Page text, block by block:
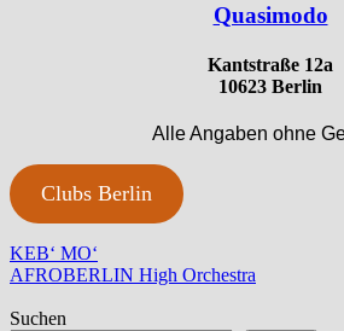
Quasimodo
Kantstraße 12a
10623 Berlin
Alle Angaben ohne
Clubs Berlin
Beitragsnavigation
Vorheriger
Beitrag:
KEB‘ MO‘
Nächster
AFROBERLIN High Orchestra
Suchen